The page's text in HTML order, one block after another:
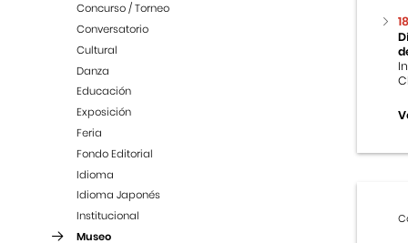
Concurso / Torneo
Conversatorio
Cultural
Danza
Educación
Exposición
Feria
Fondo Editorial
Idioma
Idioma Japonés
Institucional
Museo